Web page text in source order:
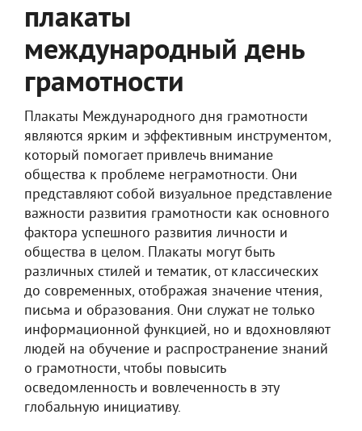
плакаты
международный день
грамотности
Плакаты Международного дня грамотности
являются ярким и эффективным инструментом,
который помогает привлечь внимание
общества к проблеме неграмотности. Они
представляют собой визуальное представление
важности развития грамотности как основного
фактора успешного развития личности и
общества в целом. Плакаты могут быть
различных стилей и тематик, от классических
до современных, отображая значение чтения,
письма и образования. Они служат не только
информационной функцией, но и вдохновляют
людей на обучение и распространение знаний
о грамотности, чтобы повысить
осведомленность и вовлеченность в эту
глобальную инициативу.